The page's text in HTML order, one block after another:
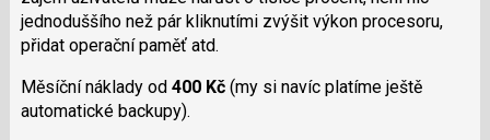
jednoduššího než pár kliknutími zvýšit výkon procesoru,
přidat operační paměť atd.
Měsíční náklady od 400 Kč(my si navíc platíme ještě
automatické backupy).